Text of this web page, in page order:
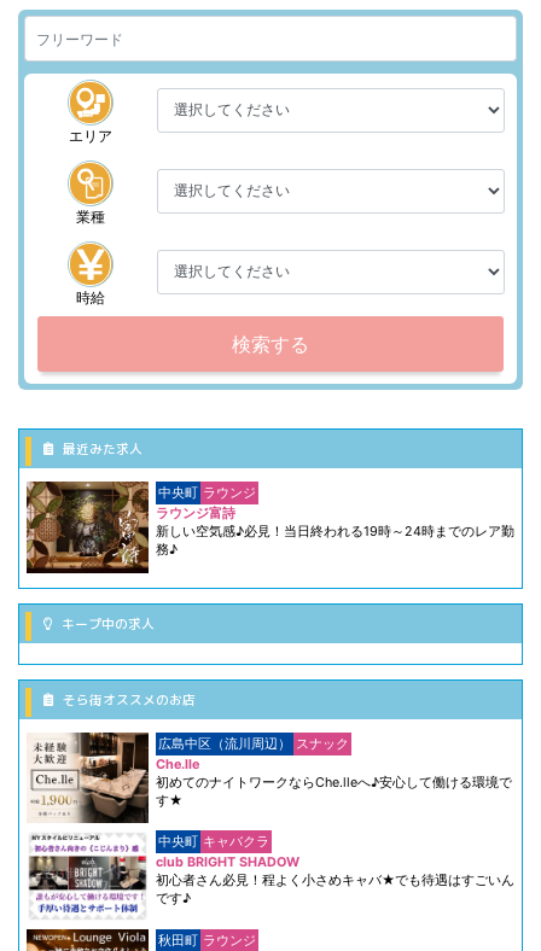
エリア
業種
時給
検索する
最近みた求人
中央町 ラウンジ
ラウンジ富詩
新しい空気感♪必見！当日終われる19時～24時までのレア勤
務♪
キープ中の求人
そら街オススメのお店
広島中区（流川周辺）
スナック
Che.lle
初めてのナイトワークならChe.lleへ♪安心して働ける環境で
す★
中央町 キャバクラ
club BRIGHT SHADOW
初心者さん必見！程よく小さめキャバ★でも待遇はすごいん
です♪
秋田町 ラウンジ